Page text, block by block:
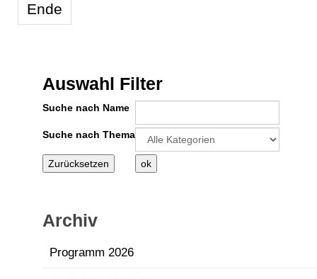
Ende
Auswahl Filter
Suche nach Name
Suche nach ThemaEine Kategorie auswählen um die
Archiv
Programm 2026